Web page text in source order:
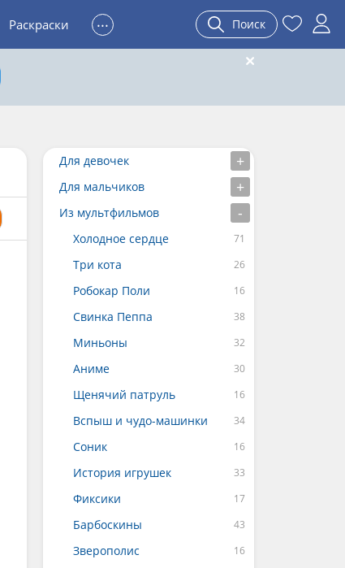
Раскраски ... Поиск
Для девочек
Для мальчиков
Из мультфильмов
Холодное сердце
Три кота
Робокар Поли
Свинка Пеппа
Миньоны
Аниме
Щенячий патруль
Вспыш и чудо-машинки
Соник
История игрушек
Фиксики
Барбоскины
Зверополис